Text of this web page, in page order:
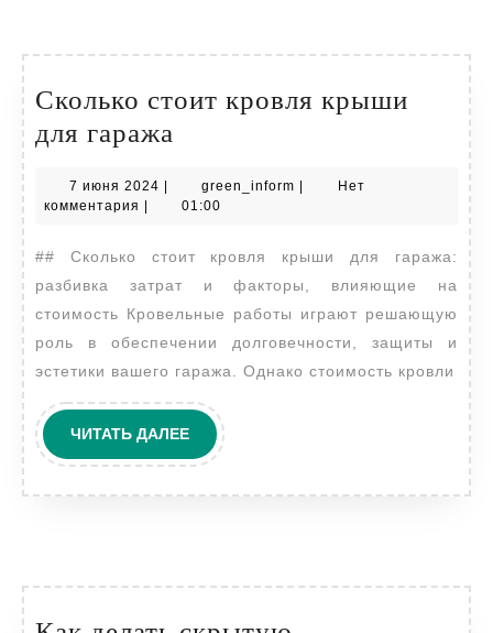
Сколько стоит кровля крыши
для гаража
кровля
для
гаража
7 июня 2024 7
июня
| green_inform green_inform
|
Нет
комментария | 01:00
## Сколько стоит кровля крыши для гаража:
разбивка затрат и факторы, влияющие на
стоимость Кровельные работы играют решающую
роль в обеспечении долговечности, защиты и
эстетики вашего гаража. Однако стоимость кровли
ЧИТАТЬ ДАЛЕЕЧИТАТЬ
ДАЛЕЕ